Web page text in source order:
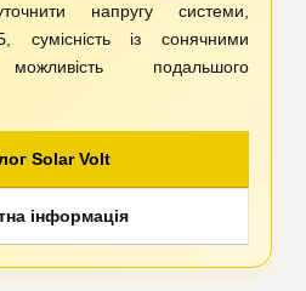
напругу системи,
сумісність із сонячними
подальшого
Solar Volt
інформація